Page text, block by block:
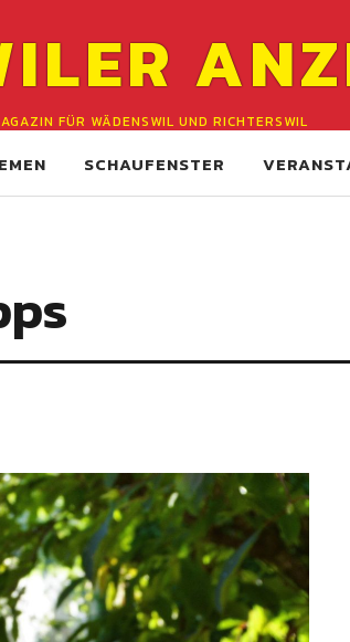
FÜR WÄDENSWIL UND RICHTERSWIL
SCHAUFENSTER